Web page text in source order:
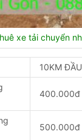
xe tải chuyển
10KM ĐẦU
400.000đ
500.000đ